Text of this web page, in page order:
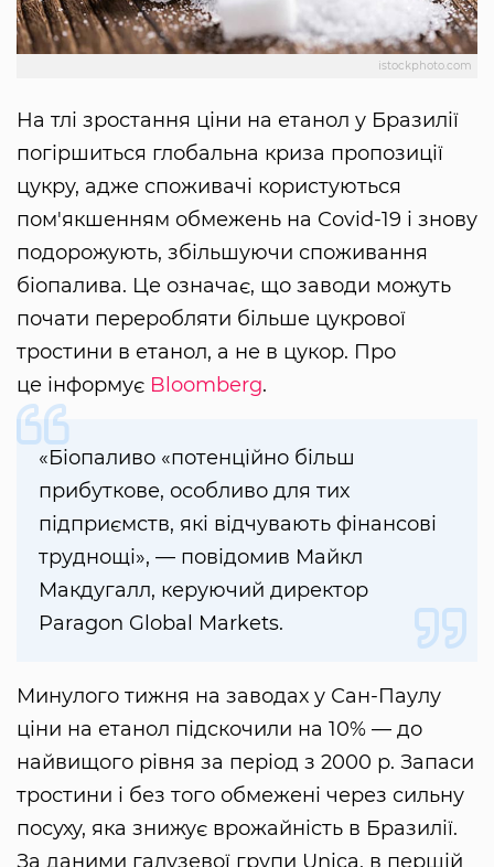
istockphoto.com
На тлі зростання ціни на етанол у Бразилії
погіршиться глобальна криза пропозиції
цукру, адже споживачі користуються
пом'якшенням обмежень на Covid-19 і знову
подорожують, збільшуючи споживання
біопалива. Це означає, що заводи можуть
почати переробляти більше цукрової
тростини в етанол, а не в цукор. Про
це інформує Bloomberg.
«Біопаливо «потенційно більш
прибуткове, особливо для тих
підприємств, які відчувають фінансові
труднощі», — повідомив Майкл
Макдугалл, керуючий директор
Paragon Global Markets.
Минулого тижня на заводах у Сан-Паулу
ціни на етанол підскочили на 10% — до
найвищого рівня за період з 2000 р. Запаси
тростини і без того обмежені через сильну
посуху, яка знижує врожайність в Бразилії.
За даними галузевої групи Unica, в першій